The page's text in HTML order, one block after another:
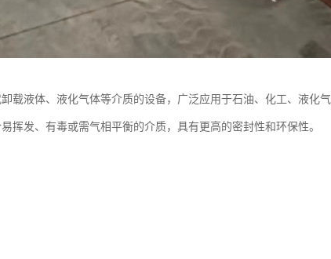
载液体、液化气体等介质的设备，广泛应用于石油、化工、液化气
挥发、有毒或需气相平衡的介质，具有更高的密封性和环保性。